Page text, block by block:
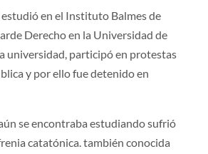
en el Instituto Balmes de
Derecho en la Universidad de
universidad, participó en protestas
y por ello fue detenido en
se encontraba estudiando sufrió
catatónica. también conocida